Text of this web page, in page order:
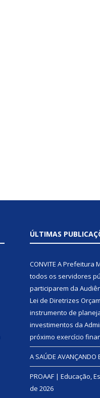
ÚLTIMAS
CONVITE A Prefeitura
todos os servidores
participarem da
Lei de Diretrizes
instrumento de
investimentos da
próximo exercício
A SAÚDE AVANÇANDO
PROAAF | Educação,
de 2026